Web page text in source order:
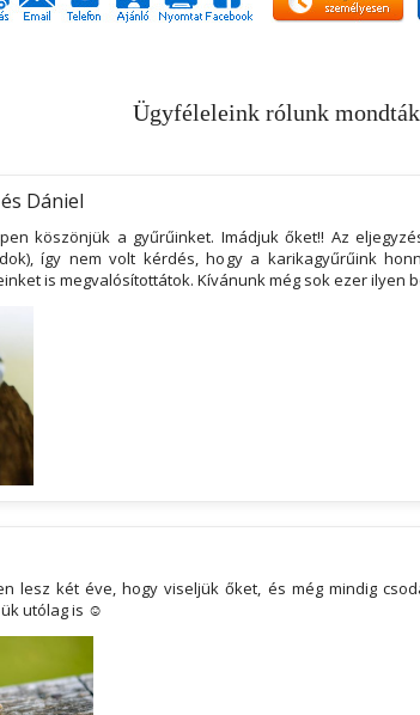
Ügyféleleink rólunk mondták
Dániel
köszönjük a gyűrűinket. Imádjuk őket!! Az
így nem volt kérdés, hogy a karikagyűrűink
is megvalósítottátok. Kívánunk még sok ezer ilyen
lesz két éve, hogy viseljük őket, és még mindig
utólag is ☺